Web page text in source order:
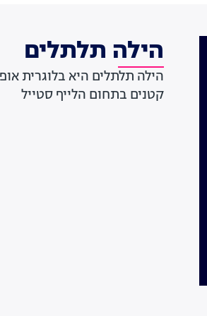
הילה תלתלים
הילה תלתלים היא בלוגרית
קטנים בתחום הלייף סטייל